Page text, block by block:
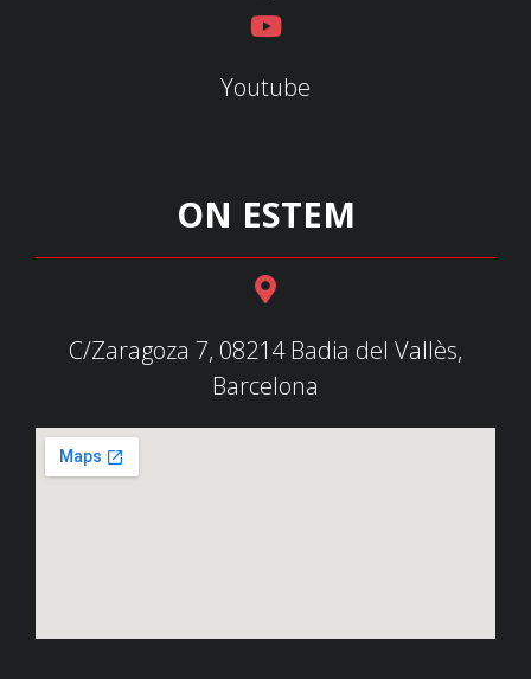
Youtube
ON ESTEM
C/Zaragoza 7, 08214 Badia del Vallès,
Barcelona